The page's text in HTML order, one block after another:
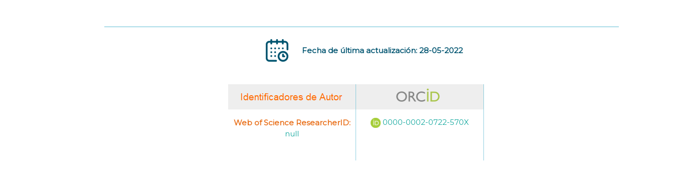
Fecha de última actualización: 28-05-2022
Web of Science ResearcherID:
null
0000-0002-0722-570X